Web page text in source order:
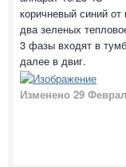
коричневый синий от
два зеленых
3 фазы входят в
далее в двиг.
Изменено 29